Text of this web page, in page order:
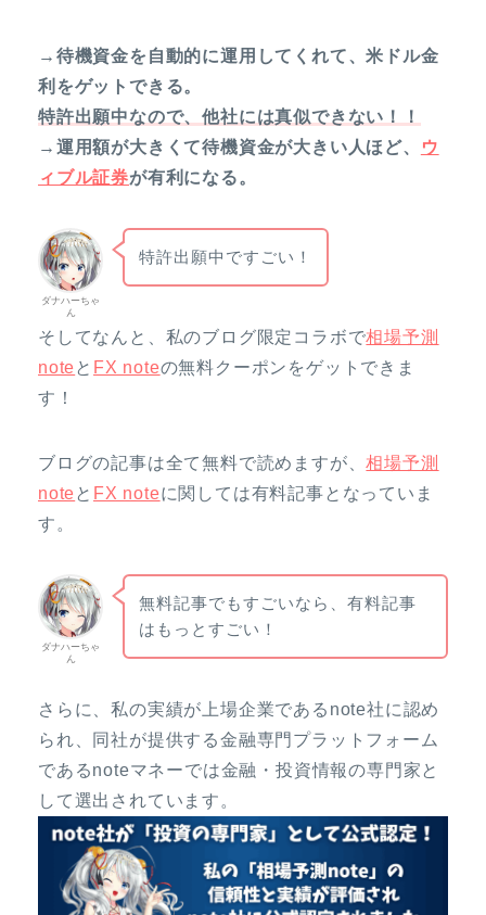
→待機資金を自動的に運用してくれて、米ドル金
利をゲットできる。
特許出願中なので、他社には真似できない！！
→運用額が大きくて待機資金が大きい人ほど、
ウ
ィブル証券が有利になる。
ダナハーちゃ
ん
特許出願中ですごい！
そしてなんと、私のブログ限定コラボで相場予測
note と FX noteの無料クーポンをゲットできま
す！
ブログの記事は全て無料で読めますが、相場予測
note と FX noteに関しては有料記事となっていま
す。
ダナハーちゃ
ん
無料記事でもすごいなら、有料記事
はもっとすごい！
さらに、私の実績が上場企業であるnote社に認め
られ、同社が提供する金融専門プラットフォーム
であるnoteマネーでは金融・投資情報の専門家と
して選出されています。